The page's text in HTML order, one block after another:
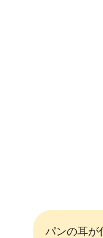
パンの耳が